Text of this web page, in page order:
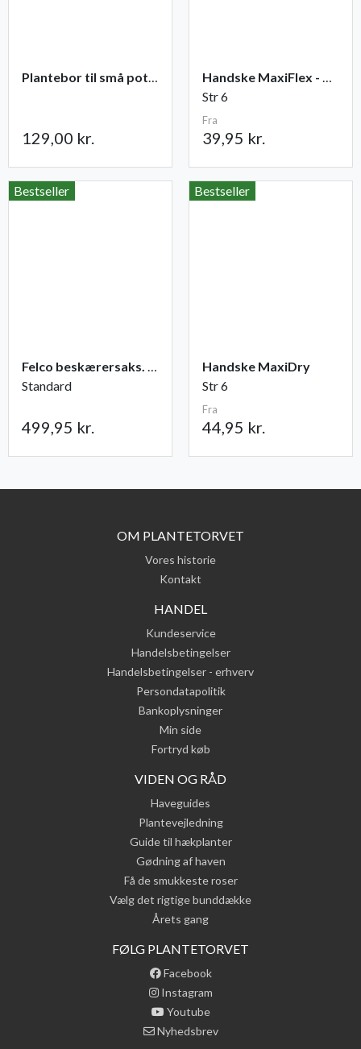
Plantebor til små potter
129,00 kr.
Handske MaxiFlex - Ultimate
Str 6
Fra
39,95 kr.
Bestseller
Felco beskærersaks. nr. 2
Standard
499,95 kr.
Bestseller
Handske MaxiDry
Str 6
Fra
44,95 kr.
OM PLANTETORVET
Vores historie
Kontakt
HANDEL
Kundeservice
Handelsbetingelser
Handelsbetingelser - erhverv
Persondatapolitik
Bankoplysninger
Min side
Fortryd køb
VIDEN OG RÅD
Haveguides
Plantevejledning
Guide til hækplanter
Gødning af haven
Få de smukkeste roser
Vælg det rigtige bunddække
Årets gang
FØLG PLANTETORVET
Facebook
Instagram
Youtube
Nyhedsbrev